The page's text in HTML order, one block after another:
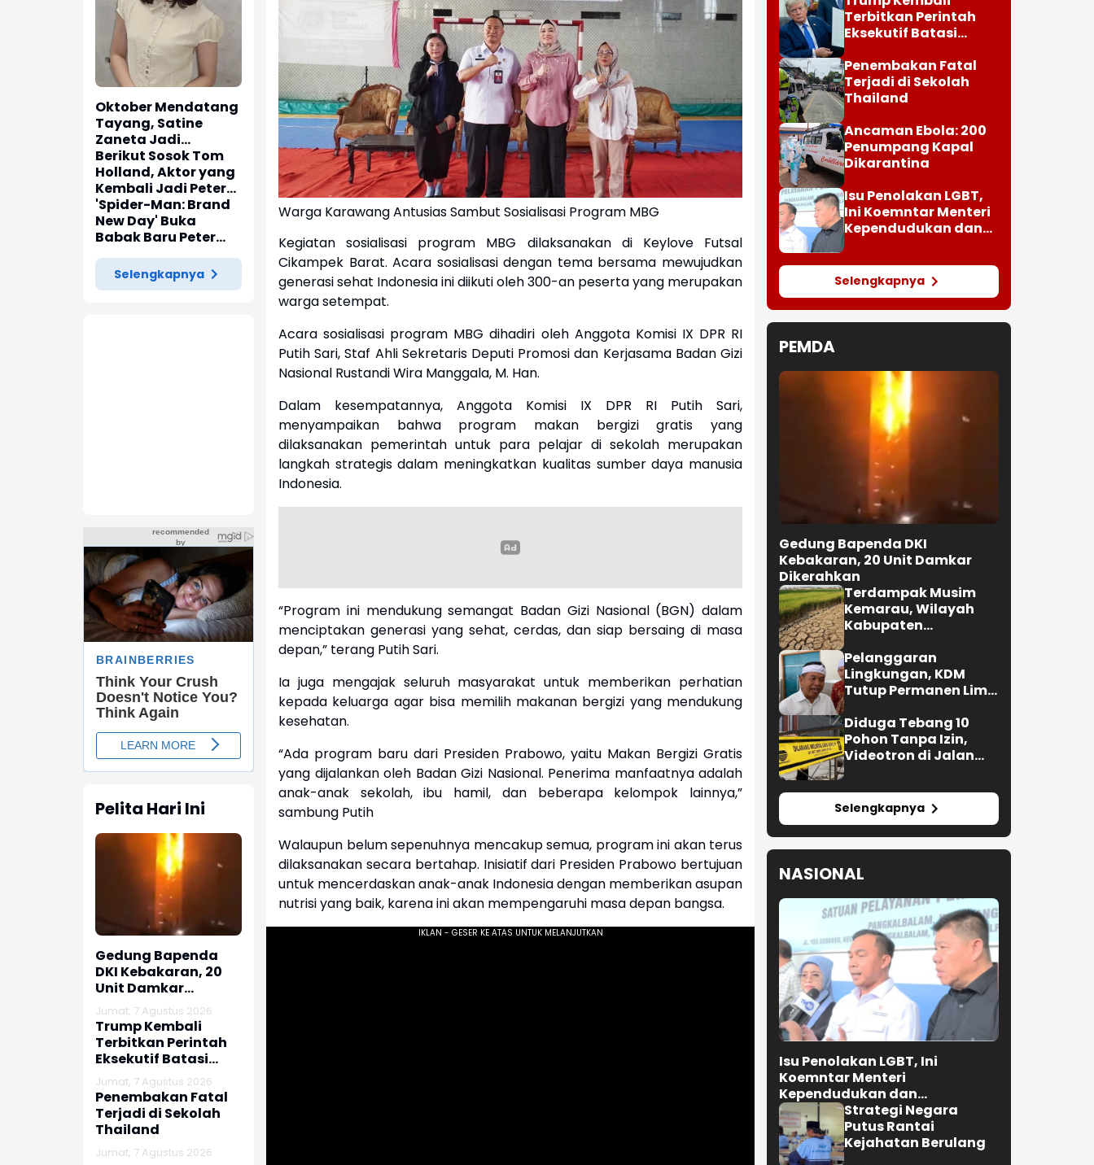
Oktober Mendatang
Tayang, Satine
Zaneta Jadi
Pemeran Utama Film
Siti Si Vampir
Berikut Sosok Tom
Holland, Aktor yang
Kembali Jadi Peter
Parker di 'Spider-
Man: Brand New Day'
'Spider-Man: Brand
New Day' Buka
Babak Baru Peter
Parker di Marvel
Cinematic Universe
Selengkapnya
Pelita Hari Ini
Gedung Bapenda
DKI Kebakaran, 20
Unit Damkar
Dikerahkan
Jumat, 7 Agustus 2026
Trump Kembali
Terbitkan Perintah
Eksekutif Batasi
Kewarganegaraan
AS
Jumat, 7 Agustus 2026
Penembakan Fatal
Terjadi di Sekolah
Thailand
Jumat, 7 Agustus 2026
Warga Karawang Antusias Sambut Sosialisasi Program MBG
Kegiatan sosialisasi program MBG dilaksanakan di Keylove Futsal
Cikampek Barat. Acara sosialisasi dengan tema bersama mewujudkan
generasi sehat Indonesia ini diikuti oleh 300-an peserta yang merupakan
warga setempat.
Acara sosialisasi program MBG dihadiri oleh Anggota Komisi IX DPR RI
Putih Sari, Staf Ahli Sekretaris Deputi Promosi dan Kerjasama Badan Gizi
Nasional Rustandi Wira Manggala, M. Han.
Dalam kesempatannya, Anggota Komisi IX DPR RI Putih Sari,
menyampaikan bahwa program makan bergizi gratis yang
dilaksanakan pemerintah untuk para pelajar di sekolah merupakan
langkah strategis dalam meningkatkan kualitas sumber daya manusia
Indonesia.
“Program ini mendukung semangat Badan Gizi Nasional (BGN) dalam
menciptakan generasi yang sehat, cerdas, dan siap bersaing di masa
depan,” terang Putih Sari.
Ia juga mengajak seluruh masyarakat untuk memberikan perhatian
kepada keluarga agar bisa memilih makanan bergizi yang mendukung
kesehatan.
“Ada program baru dari Presiden Prabowo, yaitu Makan Bergizi Gratis
yang dijalankan oleh Badan Gizi Nasional. Penerima manfaatnya adalah
anak-anak sekolah, ibu hamil, dan beberapa kelompok lainnya,”
sambung Putih
Walaupun belum sepenuhnya mencakup semua, program ini akan terus
dilaksanakan secara bertahap. Inisiatif dari Presiden Prabowo bertujuan
untuk mencerdaskan anak-anak Indonesia dengan memberikan asupan
nutrisi yang baik, karena ini akan mempengaruhi masa depan bangsa.
Terbitkan Perintah
Eksekutif Batasi
Penembakan Fatal
Terjadi di Sekolah
Thailand
Ancaman Ebola: 200
Penumpang Kapal
Dikarantina
Isu Penolakan LGBT,
Ini Koemntar Menteri
Kependudukan dan
Selengkapnya
PEMDA
Gedung Bapenda DKI
Kebakaran, 20 Unit Damkar
Dikerahkan
Terdampak Musim
Kemarau, Wilayah
Kabupaten
Kekeringan Makin
Meluas
Pelanggaran
Lingkungan, KDM
Tutup Permanen Lima
di Cipatat
Diduga Tebang 10
Pohon Tanpa Izin,
Videotron di Jalan
Selengkapnya
NASIONAL
Isu Penolakan LGBT, Ini
Koemntar Menteri
Kependudukan dan
Pembangunan Keluarga
Strategi Negara
Putus Rantai
Kejahatan Berulang